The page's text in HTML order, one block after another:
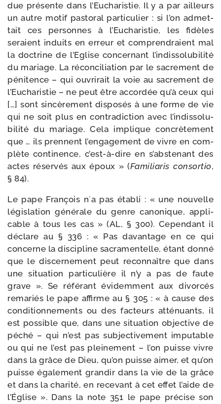
due pré­sente dans l’Eucharistie. Il y a par ailleurs
un autre motif pas­to­ral par­ti­cu­lier : si l’on admet­
tait ces per­sonnes à l’Eucharistie, les fidèles
seraient induits en erreur et com­pren­draient mal
la doc­trine de l’Eglise concer­nant l’in­dis­so­lu­bi­li­té
du mariage. La récon­ci­lia­tion par le sacre­ment de
péni­tence – qui ouvri­rait la voie au sacre­ment de
l’Eucharistie – ne peut être accor­dée qu’à ceux qui
[…] sont sin­cè­re­ment dis­po­sés à une forme de vie
qui ne soit plus en contra­dic­tion avec l’in­dis­so­lu­
bi­li­té du mariage. Cela implique concrè­te­ment
que … ils prennent l’en­ga­ge­ment de vivre en com­
plète conti­nence, c’est-​à-​dire en s’abs­te­nant des
actes réser­vés aux époux » (Familiaris consor­tio,
§ 84).
Le pape François n´a pas éta­bli : « une nou­velle
légis­la­tion géné­rale du genre cano­nique, appli­
cable à tous les cas » (AL, § 300). Cependant il
déclare au § 336 : « Pas davan­tage en ce qui
concerne la dis­ci­pline sacra­men­telle, étant don­né
que le dis­cer­ne­ment peut recon­naître que dans
une situa­tion par­ti­cu­lière il n’y a pas de faute
grave ». Se réfé­rant évi­dem­ment aux divor­cés
rema­riés le pape affirme au § 305 : « à cause des
condi­tion­ne­ments ou des fac­teurs atté­nuants, il
est pos­sible que, dans une situa­tion objec­tive de
péché – qui n’est pas sub­jec­ti­ve­ment impu­table
ou qui ne l’est pas plei­ne­ment – l’on puisse vivre
dans la grâce de Dieu, qu’on puisse aimer, et qu’on
puisse éga­le­ment gran­dir dans la vie de la grâce
et dans la cha­ri­té, en rece­vant à cet effet l’aide de
l’Église ». Dans la note 351 le pape pré­cise son